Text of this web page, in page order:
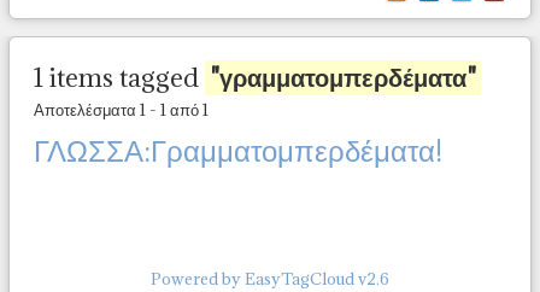
1 items tagged "γραμματομπερδέματα"
Αποτελέσματα 1 - 1 από 1
ΓΛΩΣΣΑ:Γραμματομπερδέματα!
Powered by EasyTagCloud v2.6